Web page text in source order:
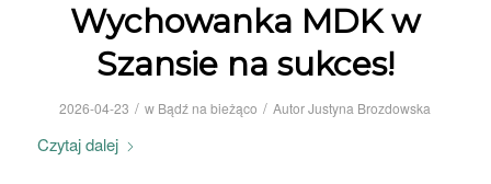
Wychowanka MDK w
Szansie na sukces!
2026-04-23 / w Bądź na bieżąco / AutorJustyna Brozdowska
Czytaj dalej